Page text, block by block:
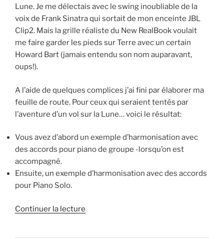
Lune. Je me délectais avec le swing inoubliable de la
voix de Frank Sinatra qui sortait de mon enceinte JBL
Clip2. Mais la grille réaliste du New RealBook voulait
me faire garder les pieds sur Terre avec un certain
Howard Bart (jamais entendu son nom auparavant,
oups!).
A l’aide de quelques complices j’ai fini par élaborer ma
feuille de route. Pour ceux qui seraient tentés par
l’aventure d’un vol sur la Lune… voici le résultat:
Vous avez d’abord un exemple d’harmonisation avec
des accords pour piano de groupe -lorsqu’on est
accompagné.
Ensuite, un exemple d’harmonisation avec des accords
pour Piano Solo.
Continuer la lecture